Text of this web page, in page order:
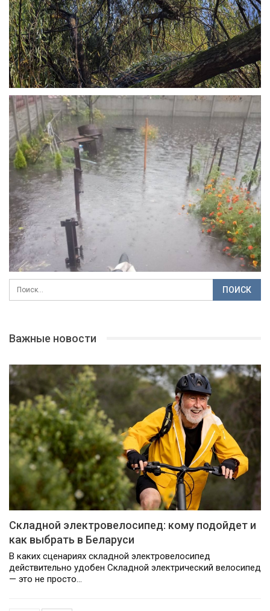
Важные новости
Складной электровелосипед: кому подойдет и
как выбрать в Беларуси
В каких сценариях складной электровелосипед
действительно удобен Складной электрический велосипед
— это не просто…